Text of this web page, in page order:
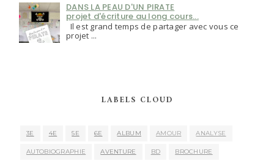
DANS LA PEAU D'UN PIRATE
projet d'écriture au long cours...
Il est grand temps de partager avec vous ce
projet ...
LABELS CLOUD
3E 4E 5E 6E ALBUM AMOUR ANALYSE
AUTOBIOGRAPHIE AVENTURE BD BROCHURE